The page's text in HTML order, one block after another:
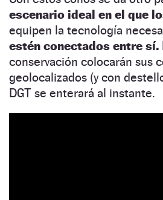
escenario ideal en el que
equipen la tecnología
estén conectados entre sí.
conservación colocarán sus
geolocalizados (y con
DGT se enterará al instante.